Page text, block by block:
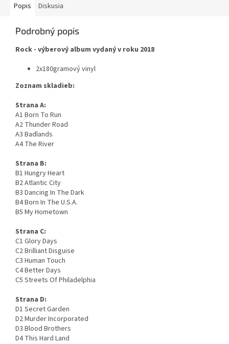
Popis Diskusia
Podrobný popis
Rock - výberový album vydaný v roku 2018
2x180gramový vinyl
Zoznam skladieb:
Strana A:
A1 Born To Run
A2 Thunder Road
A3 Badlands
A4 The River
Strana B:
B1 Hungry Heart
B2 Atlantic City
B3 Dancing In The Dark
B4 Born In The U.S.A.
B5 My Hometown
Strana C:
C1 Glory Days
C2 Brilliant Disguise
C3 Human Touch
C4 Better Days
C5 Streets Of Philadelphia
Strana D:
D1 Secret Garden
D2 Murder Incorporated
D3 Blood Brothers
D4 This Hard Land